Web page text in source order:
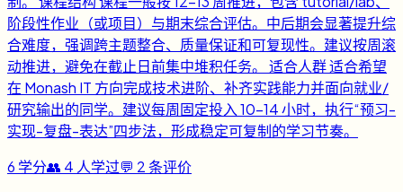
阶段性作业（或项目）与期末综合评估。中后期会显著提升综
合难度，强调跨主题整合、质量保证和可复现性。建议按周滚
动推进，避免在截止日前集中堆积任务。 适合人群 适合希望
在 Monash IT 方向完成技术进阶、补齐实践能力并面向就业/
研究输出的同学。建议每周固定投入 10-14 小时，执行“预习-
实现-复盘-表达”四步法，形成稳定可复制的学习节奏。
6 学分👥 4 人学过💬 2条评价